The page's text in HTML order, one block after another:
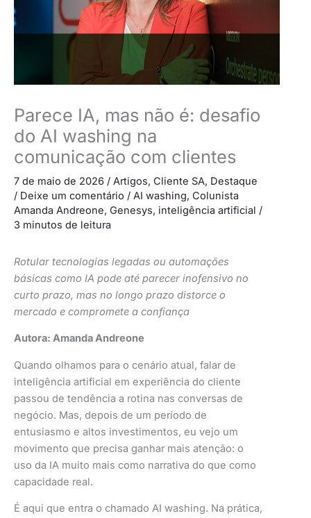
Parece IA, mas não é: desafio
do AI washing na
comunicação com clientes
7 de maio de 2026 / Artigos, Cliente SA, Destaque
/ Deixe um comentário / AI washing, Colunista
Amanda Andreone, Genesys, inteligência artificial /
3 minutos de leitura
Rotular tecnologias legadas ou automações
básicas como IA pode até parecer inofensivo no
curto prazo, mas no longo prazo distorce o
mercado e compromete a confiança
Autora: Amanda Andreone
Quando olhamos para o cenário atual, falar de
inteligência artificial em experiência do cliente
passou de tendência a rotina nas conversas de
negócio. Mas, depois de um período de
entusiasmo e altos investimentos, eu vejo um
movimento que precisa ganhar mais atenção: o
uso da IA muito mais como narrativa do que como
capacidade real.
É aqui que entra o chamado AI washing. Na prática,